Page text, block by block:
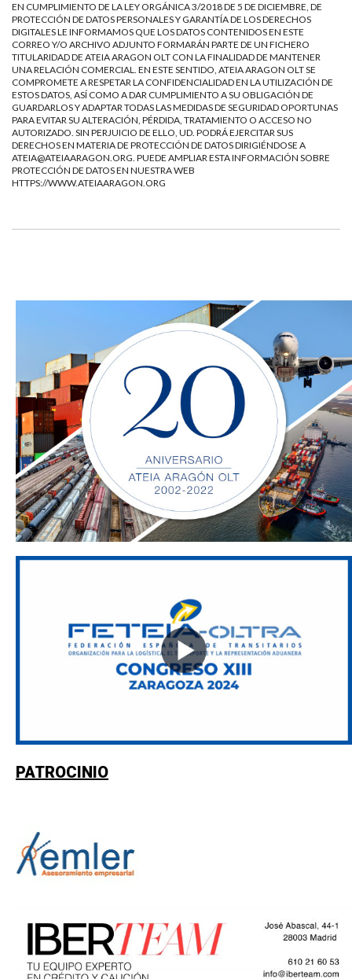
EN CUMPLIMIENTO DE LA LEY ORGÁNICA 3/2018 DE 5 DE DICIEMBRE, DE
PROTECCIÓN DE DATOS PERSONALES Y GARANTÍA DE LOS DERECHOS
DIGITALES LE INFORMAMOS QUE LOS DATOS CONTENIDOS EN ESTE
CORREO Y/O ARCHIVO ADJUNTO FORMARÁN PARTE DE UN FICHERO
TITULARIDAD DE ATEIA ARAGON OLT CON LA FINALIDAD DE MANTENER
UNA RELACIÓN COMERCIAL. EN ESTE SENTIDO, ATEIA ARAGON OLT SE
COMPROMETE A RESPETAR LA CONFIDENCIALIDAD EN LA UTILIZACIÓN DE
ESTOS DATOS, ASÍ COMO A DAR CUMPLIMIENTO A SU OBLIGACIÓN DE
GUARDARLOS Y ADAPTAR TODAS LAS MEDIDAS DE SEGURIDAD OPORTUNAS
PARA EVITAR SU ALTERACIÓN, PÉRDIDA, TRATAMIENTO O ACCESO NO
AUTORIZADO. SIN PERJUICIO DE ELLO, UD. PODRÁ EJERCITAR SUS
DERECHOS EN MATERIA DE PROTECCIÓN DE DATOS DIRIGIÉNDOSE A
ATEIA@ATEIAARAGON.ORG. PUEDE AMPLIAR ESTA INFORMACIÓN SOBRE
PROTECCIÓN DE DATOS EN NUESTRA WEB
HTTPS://WWW.ATEIAARAGON.ORG
PATROCINIO